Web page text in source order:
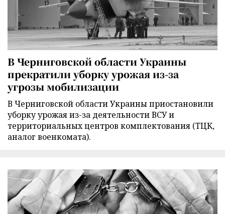
В Черниговской области Украины
прекратили уборку урожая из-за
угрозы мобилизации
В Черниговской области Украины приостановили
уборку урожая из-за деятельности ВСУ и
территориальных центров комплектования (ТЦК,
аналог военкомата).